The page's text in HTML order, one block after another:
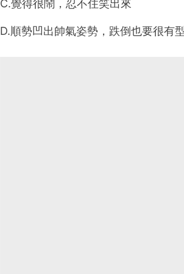
C.覺得很鬧，忍不住笑出來
D.順勢凹出帥氣姿勢，跌倒也要很有